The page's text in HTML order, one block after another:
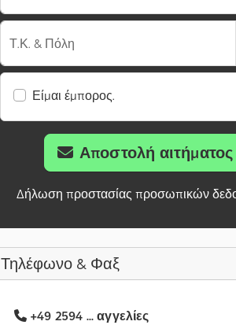
Τ.Κ. & Πόλη
Είμαι έμπορος.
Αποστολή αιτήματος
Δήλωση προστασίας προσωπικών
Τηλέφωνο & Φαξ
+49 2594 ... αγγελίες